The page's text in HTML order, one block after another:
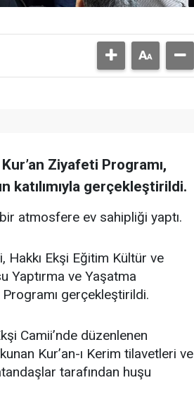
Ziyafeti Programı,
katılımıyla gerçekleştirildi.
atmosfere ev sahipliği yaptı.
Hakkı Ekşi Eğitim Kültür ve
Yaptırma ve Yaşatma
gerçekleştirildi.
Camii’nde düzenlenen
Kur’an-ı Kerim tilavetleri ve
tarafından huşu